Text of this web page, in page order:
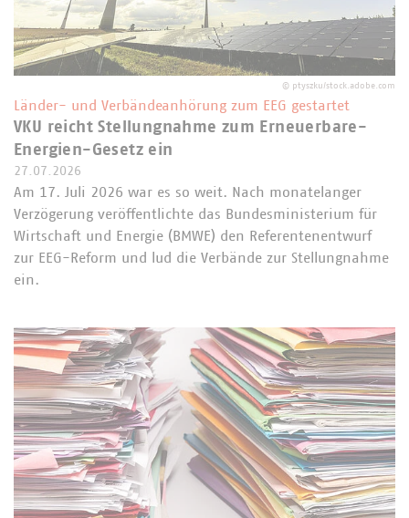
© ptyszku/stock.adobe.com
Länder- und Verbändeanhörung zum EEG gestartet
VKU reicht Stellungnahme zum Erneuerbare-
Energien-Gesetz ein
27.07.2026
Am 17. Juli 2026 war es so weit. Nach monatelanger
Verzögerung veröffentlichte das Bundesministerium für
Wirtschaft und Energie (BMWE) den Referentenentwurf
zur EEG-Reform und lud die Verbände zur Stellungnahme
ein.